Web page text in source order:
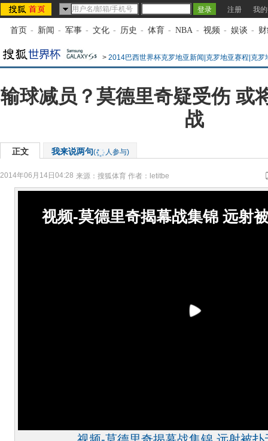
注册 我
首页 - 新闻 - 军事 - 文化 - 历史 - 体育 - NBA - 视频 - 娱谈 -
> 2014巴西世界杯克罗地亚新闻|克罗地亚赛程|克罗
输球减员？莫德里奇疑受伤 或
战
正文 我来说两句( 人参与)
2014年06月14日04:28 来源： 搜狐体育 作者：letitbe
视频-莫德里奇揭幕战集锦 远射